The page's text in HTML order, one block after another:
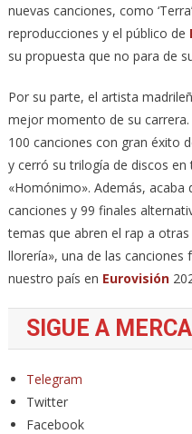
nuevas canciones, como
reproducciones y el público de
su propuesta que no para de
Por su parte, el artista
mejor momento de su
100 canciones con gran éxito
y cerró su trilogía de discos
«Homónimo». Además, acaba
canciones y 99 finales
temas que abren el rap a
llorería», una de las
nuestro país en Eurovisión
SIGUE A
Telegram
Twitter
Facebook